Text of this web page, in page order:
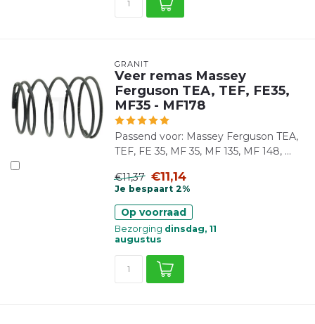
GRANIT
Veer remas Massey
Ferguson TEA, TEF, FE35,
MF35 - MF178
Passend voor: Massey Ferguson TEA,
TEF, FE 35, MF 35, MF 135, MF 148, ...
€11,37 €11,14
Je bespaart 2%
Op voorraad
Bezorging dinsdag, 11
augustus